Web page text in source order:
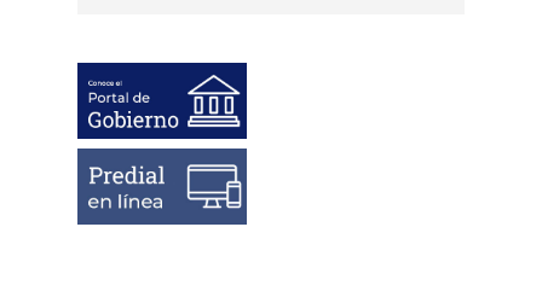
Descargar Aviso de privacidad
Integral referente a “solicitudes de
derechos de acceso, rectificación,
cancelación y oposición.”